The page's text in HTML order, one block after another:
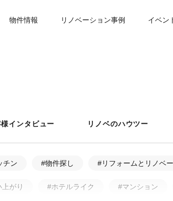
物件情報 リノベーション事例 イベン
様インタビュー リノベのハウツー
チン #物件探し #リフォームとリノベ
上がり #ホテルライク #マンション